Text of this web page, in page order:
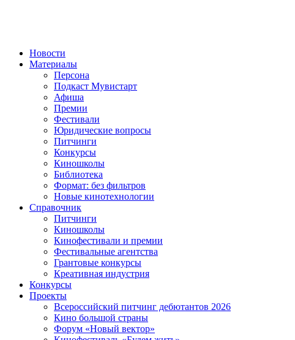
Новости
Материалы
Персона
Подкаст Мувистарт
Афиша
Премии
Фестивали
Юридические вопросы
Питчинги
Конкурсы
Киношколы
Библиотека
Формат: без фильтров
Новые кинотехнологии
Справочник
Питчинги
Киношколы
Кинофестивали и премии
Фестивальные агентства
Грантовые конкурсы
Креативная индустрия
Конкурсы
Проекты
Всероссийский питчинг дебютантов 2026
Кино большой страны
Форум «Новый вектор»